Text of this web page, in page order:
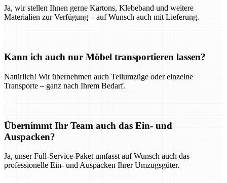
Ja, wir stellen Ihnen gerne Kartons, Klebeband und weitere
Materialien zur Verfügung – auf Wunsch auch mit Lieferung.
Kann ich auch nur Möbel transportieren lassen?
Natürlich! Wir übernehmen auch Teilumzüge oder einzelne
Transporte – ganz nach Ihrem Bedarf.
Übernimmt Ihr Team auch das Ein- und
Auspacken?
Ja, unser Full-Service-Paket umfasst auf Wunsch auch das
professionelle Ein- und Auspacken Ihrer Umzugsgüter.